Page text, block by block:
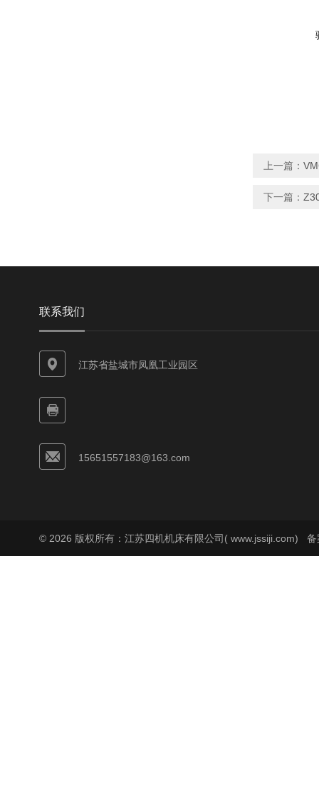
上一篇：
下一篇：
联系我们
江苏省盐城市凤凰工业园区
15651557183@163.com
© 2026 版权所有：江苏四机机床有限公司( www.jssiji.com) 备